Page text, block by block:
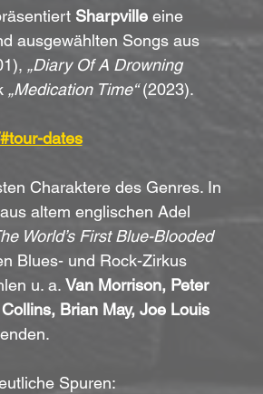
Sharpville eine
ausgewählten Songs aus
„Diary Of A Drowning
„Medication Time“ (2023).
dates
Charaktere des Genres. In
altem englischen Adel
World’s First Blue-Blooded
Blues- und Rock-Zirkus
u. a. Van Morrison, Peter
Brian May, Joe Louis
Spuren: